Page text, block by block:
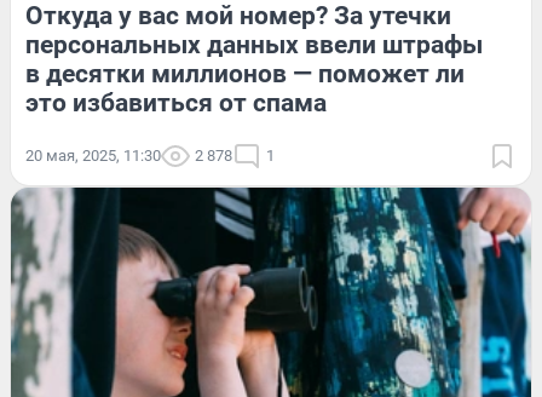
Откуда у вас мой номер? За утечки
персональных данных ввели штрафы
в десятки миллионов — поможет ли
это избавиться от спама
20 мая, 2025, 11:30 2 878 1